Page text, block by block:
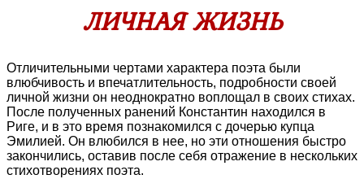
ЛИЧНАЯ ЖИЗНЬ
Отличительными чертами характера поэта были
влюбчивость и впечатлительность, подробности своей
личной жизни он неоднократно воплощал в своих стихах.
После полученных ранений Константин находился в
Риге, и в это время познакомился с дочерью купца
Эмилией. Он влюбился в нее, но эти отношения быстро
закончились, оставив после себя отражение в нескольких
стихотворениях поэта.